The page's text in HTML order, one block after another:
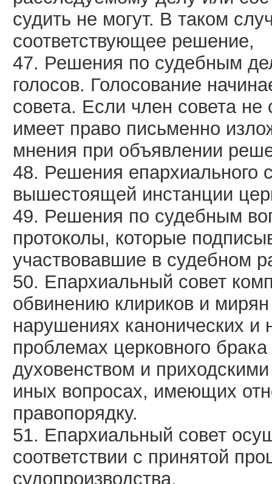
судить не могут. В таком
соответствующее решение,
47. Решения по судебным
голосов. Голосование
совета. Если член совета
имеет право письменно
мнения при объявлении
48. Решения епархиального
вышестоящей инстанции
49. Решения по судебным
протоколы, которые
участвовавшие в судебном
50. Епархиальный совет
обвинению клириков и
нарушениях канонических и
проблемах церковного
духовенством и
иных вопросах, имеющих
правопорядку.
51. Епархиальный совет
соответствии с принятой
судопроизводства.